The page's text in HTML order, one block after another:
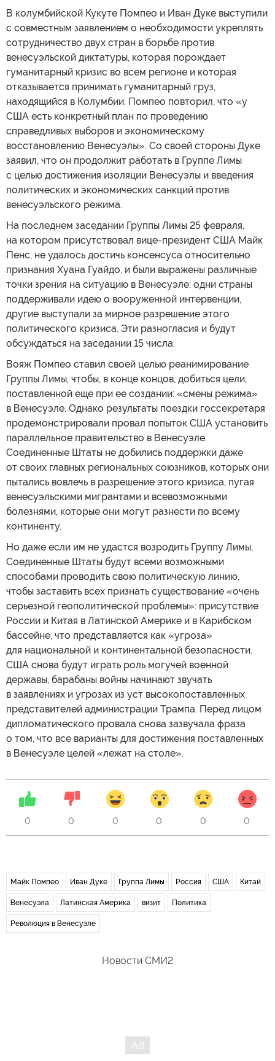
В колумбийской Кукуте Помпео и Иван Дуке выступили
с совместным заявлением о необходимости укреплять
сотрудничество двух стран в борьбе против
венесуэльской диктатуры, которая порождает
гуманитарный кризис во всем регионе и которая
отказывается принимать гуманитарный груз,
находящийся в Колумбии. Помпео повторил, что «у
США есть конкретный план по проведению
справедливых выборов и экономическому
восстановлению Венесуэлы». Со своей стороны Дуке
заявил, что он продолжит работать в Группе Лимы
с целью достижения изоляции Венесуэлы и введения
политических и экономических санкций против
венесуэльского режима.
На последнем заседании Группы Лимы 25 февраля,
на котором присутствовал вице-президент США Майк
Пенс, не удалось достичь консенсуса относительно
признания Хуана Гуайдо, и были выражены различные
точки зрения на ситуацию в Венесуэле: одни страны
поддерживали идею о вооруженной интервенции,
другие выступали за мирное разрешение этого
политического кризиса. Эти разногласия и будут
обсуждаться на заседании 15 числа.
Вояж Помпео ставил своей целью реанимирование
Группы Лимы, чтобы, в конце концов, добиться цели,
поставленной еще при ее создании: «смены режима»
в Венесуэле. Однако результаты поездки госсекретаря
продемонстрировали провал попыток США установить
параллельное правительство в Венесуэле.
Соединенные Штаты не добились поддержки даже
от своих главных региональных союзников, которых они
пытались вовлечь в разрешение этого кризиса, пугая
венесуэльскими мигрантами и всевозможными
болезнями, которые они могут разнести по всему
континенту.
Но даже если им не удастся возродить Группу Лимы,
Соединенные Штаты будут всеми возможными
способами проводить свою политическую линию,
чтобы заставить всех признать существование «очень
серьезной геополитической проблемы»: присутствие
России и Китая в Латинской Америке и в Карибском
бассейне, что представляется как «угроза»
для национальной и континентальной безопасности.
США снова будут играть роль могучей военной
державы, барабаны войны начинают звучать
в заявлениях и угрозах из уст высокопоставленных
представителей администрации Трампа. Перед лицом
дипломатического провала снова зазвучала фраза
о том, что все варианты для достижения поставленных
в Венесуэле целей «лежат на столе».
0 0 0 0 0 0
Майк Помпео Иван Дуке Группа Лимы Россия США Китай
Венесуэла Латинская Америка визит Политика
Революция в Венесуэле
Новости СМИ2